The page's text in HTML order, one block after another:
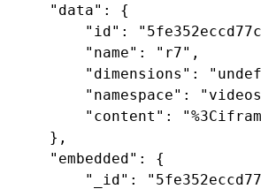
    "data": {
"id":
        "name": "r7",
"dimensions":
"namespace":
"content":
    },
    "embedded": {
"_id":